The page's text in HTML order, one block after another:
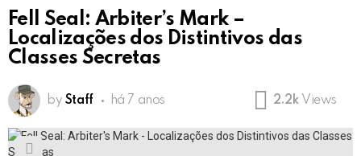
Fell Seal: Arbiter’s Mark –
Localizações dos Distintivos das
Classes Secretas
by Staff há 7 anos 2.2k Views